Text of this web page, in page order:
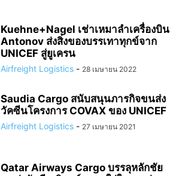
Kuehne+Nagel เช่าเหมาลำเครื่องบิน
Antonov ส่งสิ่งของบรรเทาทุกข์จาก
UNICEF สู่ยูเครน
Airfreight Logistics - 28 เมษายน 2022
Saudia Cargo สนับสนุนภารกิจขนส่ง
วัคซีนโครงการ COVAX ของ UNICEF
Airfreight Logistics - 27 เมษายน 2021
Qatar Airways Cargo บรรลุหลักชัย